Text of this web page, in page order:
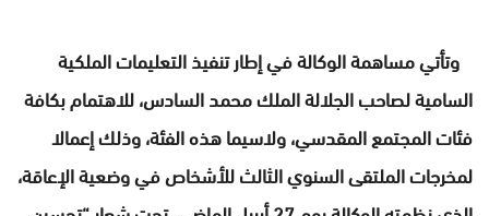
وتأتي مساهمة الوكالة في إطار تنفيذ التعليمات الملكية
السامية لصاحب الجلالة الملك محمد السادس، للاهتمام بكافة
فئات المجتمع المقدسي، ولاسيما هذه الفئة، وذلك إعمالا
لمخرجات الملتقى السنوي الثالث للأشخاص في وضعية الإعاقة،